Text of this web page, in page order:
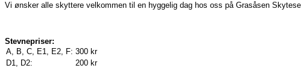
Vi ønsker alle skyttere velkommen til en hyggelig dag hos oss på Grasåsen
Stevnepriser:
A, B, C, E1, E2, F: 300 kr
D1, D2:
200 kr